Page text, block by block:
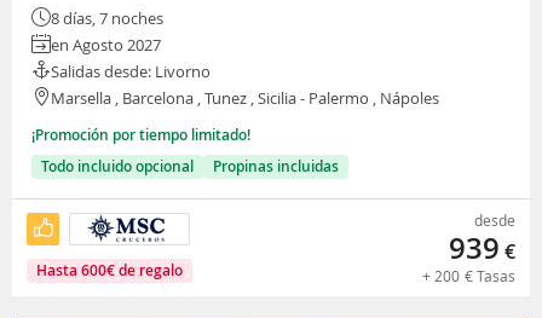
8 días, 7 noches
en Agosto 2027
Salidas desde: Livorno
Marsella , Barcelona , Tunez , Sicilia - Palermo , Nápoles
¡Promoción por tiempo limitado!
Todo incluido opcional
Propinas incluidas
Hasta 600€de regalo
desde
939 €
+200 €Tasas